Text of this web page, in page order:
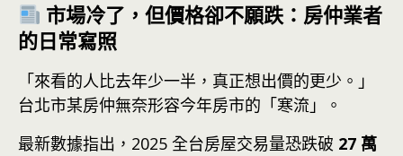
市場冷了，但價格卻不願跌：房仲業者
的日常寫照
「來看的人比去年少一半，真正想出價的更少。」
台北市某房仲無奈形容今年房市的「寒流」。
最新數據指出，2025 全台房屋交易量恐跌破 27 萬